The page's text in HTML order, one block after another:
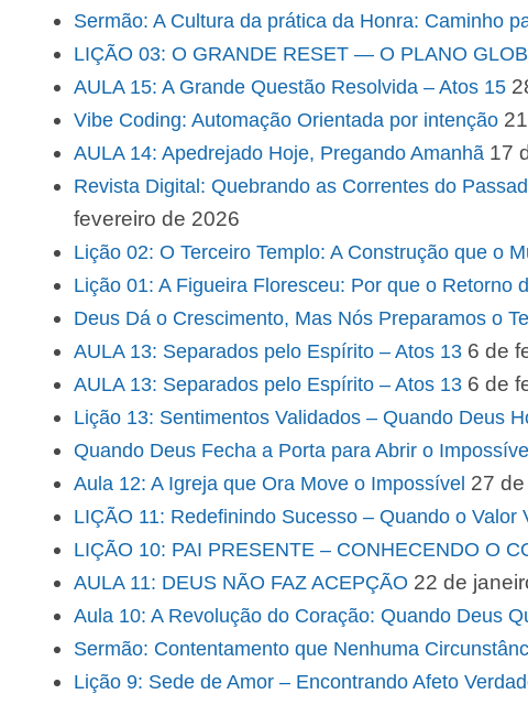
Sermão: A Cultura da prática da Honra: Caminho
LIÇÃO 03: O GRANDE RESET — O PLANO
AULA 15: A Grande Questão Resolvida – Atos 15
Vibe Coding: Automação Orientada por intenção
AULA 14: Apedrejado Hoje, Pregando Amanhã 17
Revista Digital: Quebrando as Correntes do
fevereiro de 2026
Lição 02: O Terceiro Templo: A Construção que o
Lição 01: A Figueira Floresceu: Por que o Retorno
Deus Dá o Crescimento, Mas Nós Preparamos o
AULA 13: Separados pelo Espírito – Atos 13 6 de
AULA 13: Separados pelo Espírito – Atos 13 6 de
Lição 13: Sentimentos Validados – Quando Deus
Quando Deus Fecha a Porta para Abrir o Impossível
Aula 12: A Igreja que Ora Move o Impossível 27
LIÇÃO 11: Redefinindo Sucesso – Quando o
LIÇÃO 10: PAI PRESENTE – CONHECENDO O
AULA 11: DEUS NÃO FAZ ACEPÇÃO 22 de
Aula 10: A Revolução do Coração: Quando Deus
Sermão: Contentamento que Nenhuma
Lição 9: Sede de Amor – Encontrando Afeto